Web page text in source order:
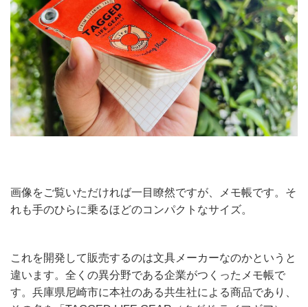
画像をご覧いただければ一目瞭然ですが、メモ帳です。そ
れも手のひらに乗るほどのコンパクトなサイズ。
これを開発して販売するのは文具メーカーなのかというと
違います。全くの異分野である企業がつくったメモ帳で
す。兵庫県尼崎市に本社のある共生社による商品であり、